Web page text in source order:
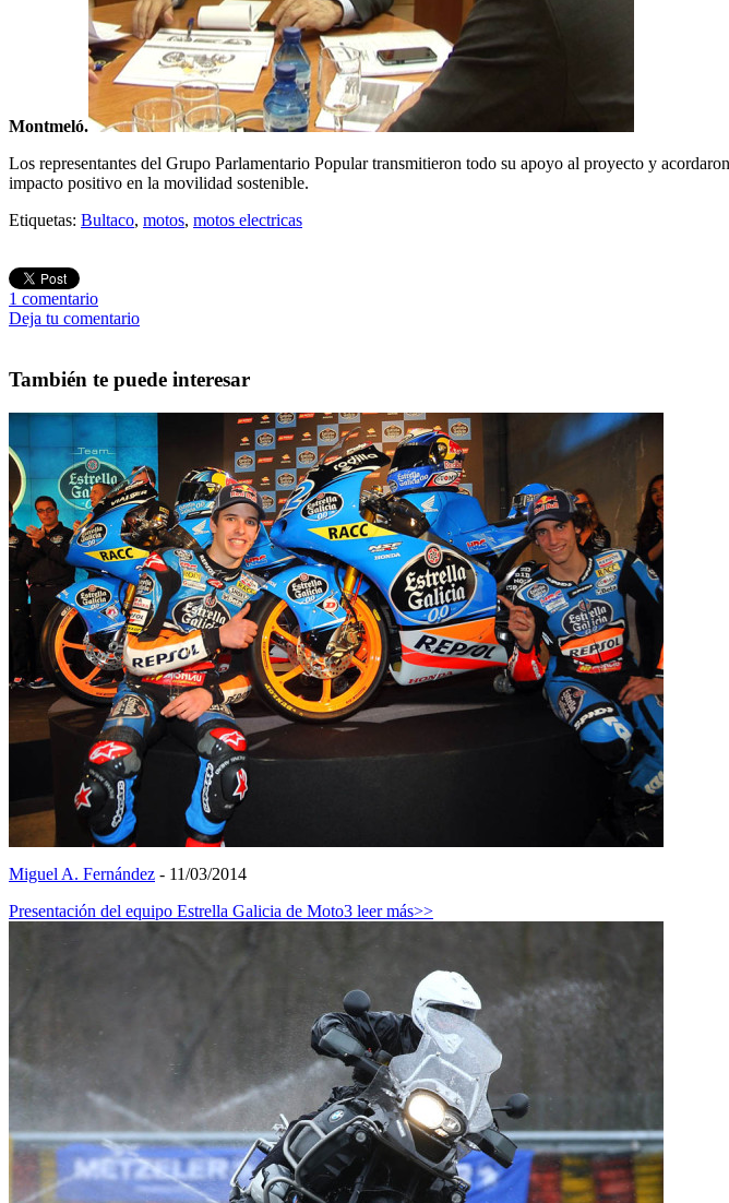
Montmeló.
Los representantes del Grupo Parlamentario Popular transmitieron todo su apoyo al proyecto y
impacto positivo en la movilidad sostenible.
Etiquetas: Bultaco, motos, motos electricas
1 comentario
Deja tu comentario
También te puede interesar
Miguel A. Fernández - 11/03/2014
Presentación del equipo Estrella Galicia de Moto3 leer más>>